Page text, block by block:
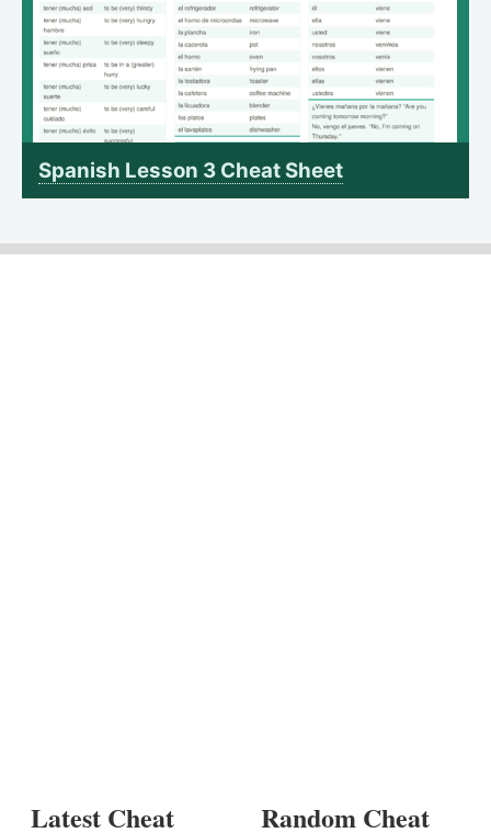
Spanish Lesson 3 Cheat Sheet
Latest Cheat
Random Cheat